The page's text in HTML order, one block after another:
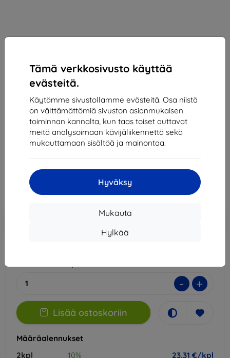
Tämä verkkosivusto käyttää
evästeitä.
Käytämme sivustollamme evästeitä. Osa niistä
on välttämättömiä sivuston asianmukaisen
toiminnan kannalta, kun taas toiset auttavat
meitä analysoimaan kävijäliikennettä sekä
mukauttamaan sisältöä ja mainontaa.
Hyväksy
Mukauta
Hylkää
3mk Paper Feeling Protective film for Apple iPad 5
Apple iPad 5 2017 AIR/ AIR2 9.7
23,31 €
Hinta ilman ALV:tä
Alennus kupongilla
- +
Lisää ostoskoriin
Määräalennukset
2kpl
10% 23,31 €/kpl